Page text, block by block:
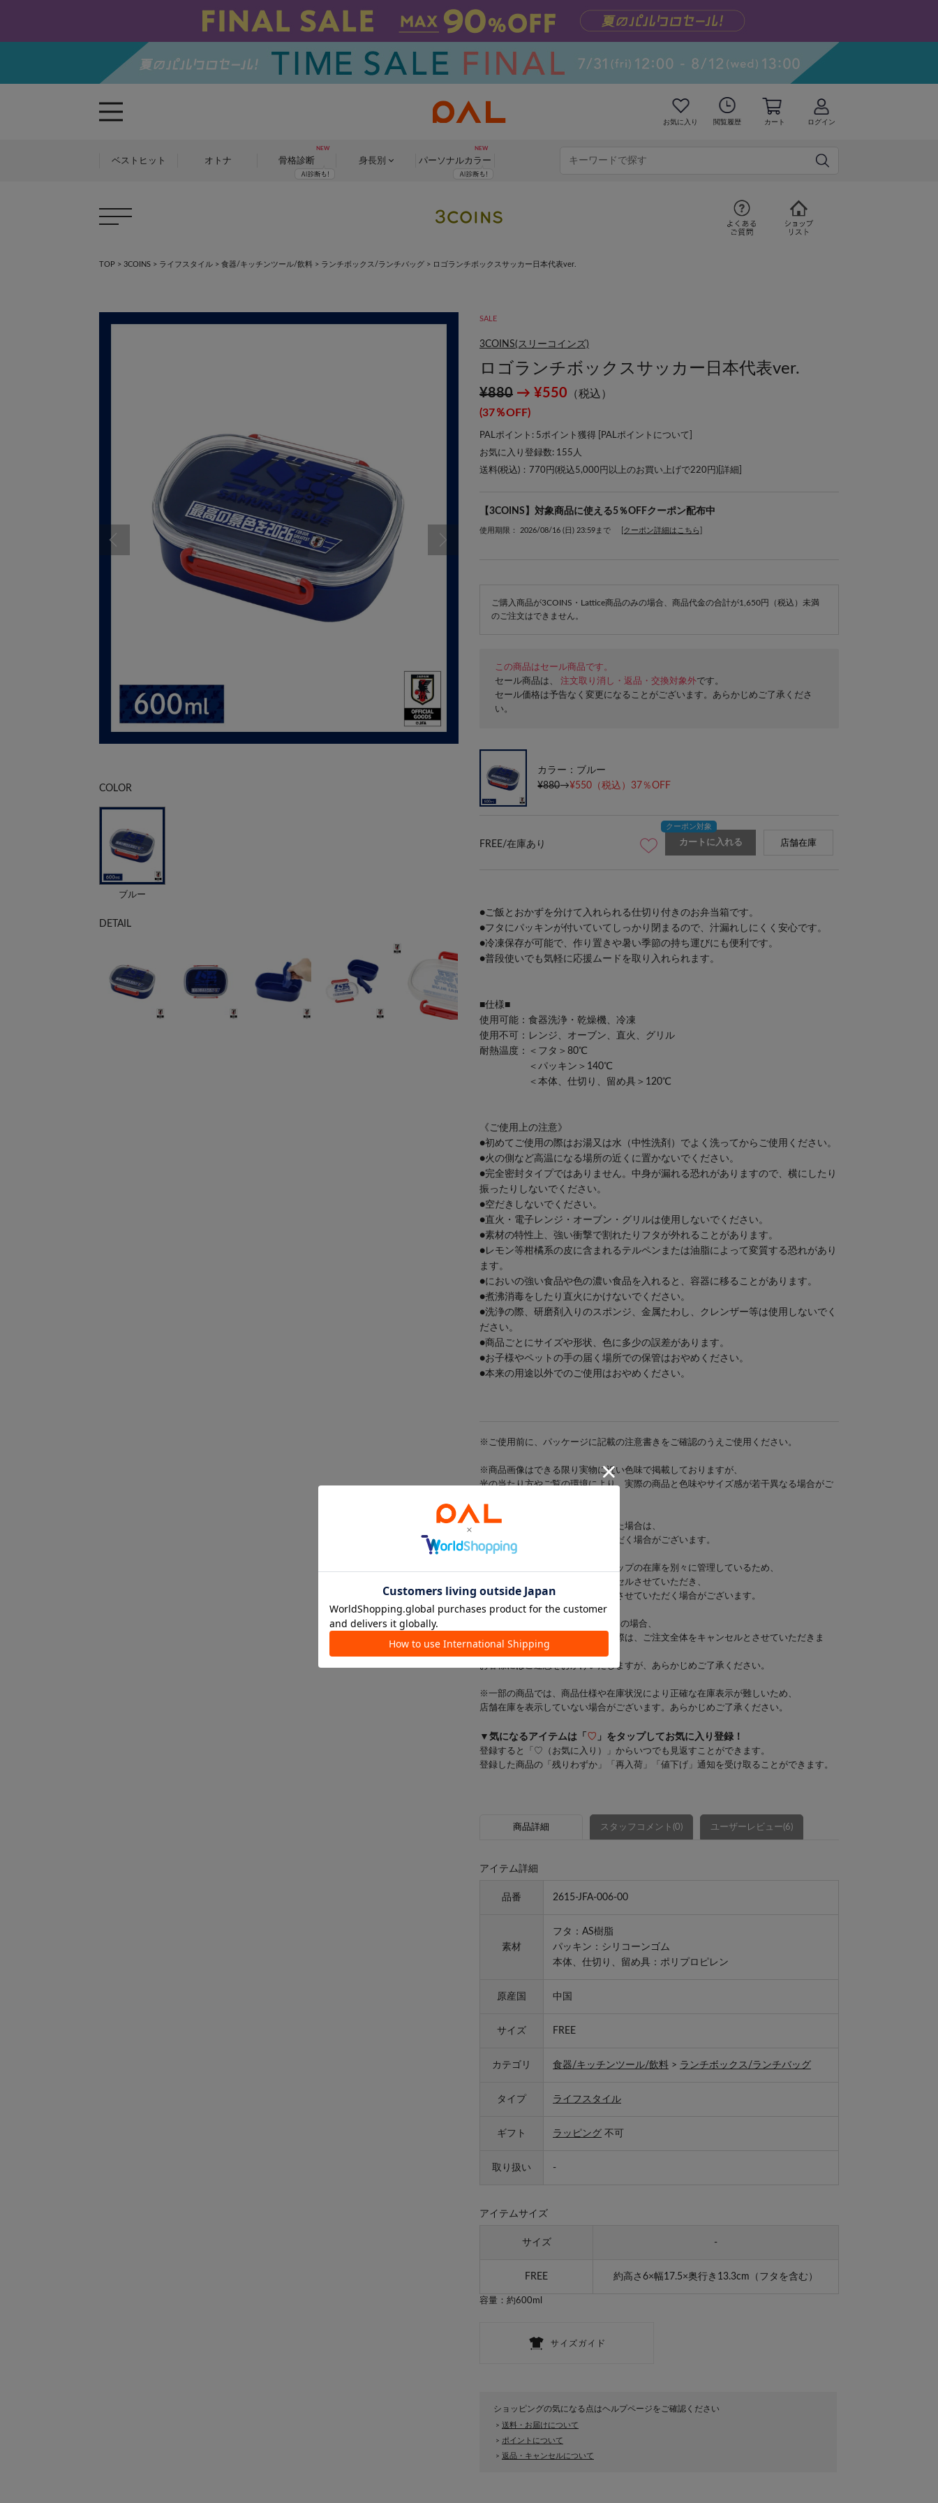
お気に入り 閲覧履歴 カート ログイン
ベストヒット オトナ 骨格診断 身長別 パーソナルカラー
TOP > 3COINS > ライフスタイル > 食器/キッチンツール/飲料 > ランチボックス/ランチバッグ > ロゴランチボックスサッカー日本代表ver.
COLOR
ブルー
DETAIL
SALE
3COINS(スリーコインズ)
ロゴランチボックスサッカー日本代表ver.
¥880 → ¥550 （税込）
(37％OFF)
PALポイント: 5ポイント獲得 [ PALポイントについて
お気に入り登録数: 155 人
送料(税込)：770円(税込5,000円以上のお買い上げで220円)[ 詳細
【3COINS】対象商品に使える5％OFFクーポン配布中
使用期限： 2026/08/16 (日) 23:59まで [クーポン詳細はこちら]
ご購入商品が3COINS・Lattice商品のみの場合、商品代金の合計が1,650円（税込）未満
のご注文はできません。
この商品はセール商品です。
セール商品は、 注文取り消し・返品・交換対象外です。
セール価格は予告なく変更になることがございます。あらかじめご了承くださ
い。
カラー：ブルー
¥880→¥550 （税込）37％OFF
FREE/在庫あり カートに入れる 店舗在庫
●ご飯とおかずを分けて入れられる仕切り付きのお弁当箱です。
●フタにパッキンが付いていてしっかり閉まるので、汁漏れしにくく安心です。
●冷凍保存が可能で、作り置きや暑い季節の持ち運びにも便利です。
●普段使いでも気軽に応援ムードを取り入れられます。
■仕様■
使用可能：食器洗浄・乾燥機、冷凍
使用不可：レンジ、オーブン、直火、グリル
耐熱温度：＜フタ＞80℃
＜パッキン＞140℃
＜本体、仕切り、留め具＞120℃
《ご使用上の注意》
●初めてご使用の際はお湯又は水（中性洗剤）でよく洗ってからご使用ください。
●火の側など高温になる場所の近くに置かないでください。
●完全密封タイプではありません。中身が漏れる恐れがありますので、横にしたり
振ったりしないでください。
●空だきしないでください。
●直火・電子レンジ・オーブン・グリルは使用しないでください。
●素材の特性上、強い衝撃で割れたりフタが外れることがあります。
●レモン等柑橘系の皮に含まれるテルペンまたは油脂によって変質する恐れがあり
ます。
●においの強い食品や色の濃い食品を入れると、容器に移ることがあります。
●煮沸消毒をしたり直火にかけないでください。
●洗浄の際、研磨剤入りのスポンジ、金属たわし、クレンザー等は使用しないでく
ださい。
●商品ごとにサイズや形状、色に多少の誤差があります。
●お子様やペットの手の届く場所での保管はおやめください。
●本来の用途以外でのご使用はおやめください。
※ご使用前に、パッケージに記載の注意書きをご確認のうえご使用ください。
※商品画像はできる限り実物に近い色味で掲載しておりますが、
光の当たり方やご覧の環境により、実際の商品と色味やサイズ感が若干異なる場合がご
※出荷前に商品不具合が確認された場合は、
該当商品をキャンセルさせていただく場合がございます。
※当店では店舗とオンラインショップの在庫を別々に管理しているため、
在庫状況により一部商品をキャンセルさせていただき、
在庫をご用意できた商品のみ発送させていただく場合がございます。
※お支払い方法がd払い・メルペイの場合、
一部商品のキャンセルが発生した際は、ご注文全体をキャンセルとさせていただきま
お客様にはご迷惑をおかけいたしますが、あらかじめご了承ください。
※一部の商品では、商品仕様や在庫状況により正確な在庫表示が難しいため、
店舗在庫を表示していない場合がございます。あらかじめご了承ください。
▼気になるアイテムは「 ♡ 」をタップしてお気に入り登録！
登録すると「♡（お気に入り）」からいつでも見返すことができます。
登録した商品の「残りわずか」「再入荷」「値下げ」通知を受け取ることができます。
商品詳細 スタッフコメント(0) ユーザーレビュー(6)
アイテム詳細
品番 2615-JFA-006-00
素材
フタ：AS樹脂
パッキン：シリコーンゴム
本体、仕切り、留め具：ポリプロピレン
原産国 中国
サイズ FREE
カテゴリ 食器/キッチンツール/飲料 > ランチボックス/ランチバッグ
タイプ ライフスタイル
ギフト ラッピング 不可
取り扱い -
アイテムサイズ
サイズ -
FREE 約高さ6×幅17.5×奥行き13.3cm（フタを含む）
容量：約600ml
ショッピングの気になる点はヘルプページをご確認ください
> 送料・お届けについて
> ポイントについて
> 返品・キャンセルについて